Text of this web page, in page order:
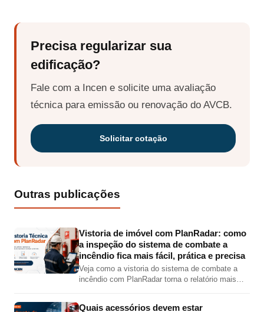
Precisa regularizar sua
edificação?
Fale com a Incen e solicite uma avaliação
técnica para emissão ou renovação do AVCB.
Solicitar cotação
Outras publicações
Vistoria de imóvel com PlanRadar: como
a inspeção do sistema de combate a
incêndio fica mais fácil, prática e precisa
Veja como a vistoria do sistema de combate a
incêndio com PlanRadar torna o relatório mais
Quais acessórios devem estar